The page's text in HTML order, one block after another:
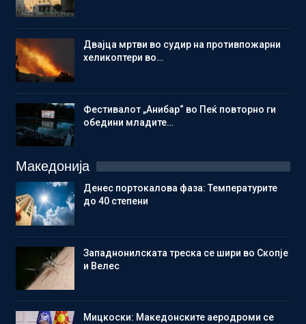
Двајца мртви во судир на противпожарни
хеликоптери во…
Фестивалот „Анибар“ во Пеќ повторно ги
обедини младите…
Македонија
Денес портокалова фаза: Температурите
до 40 степени
Западнонилската треска се шири во Скопје
и Велес
Мицкоски: Македонските аеродроми се